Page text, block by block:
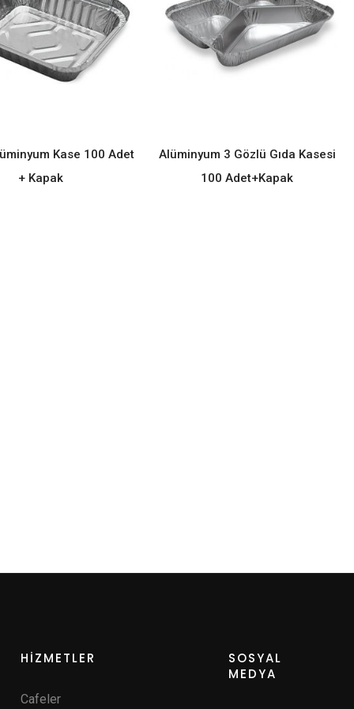
READ MOREKase 100 Adet
+ Kapak
READ MORE
Alüminyum 3 Gözlü Gıda Kasesi
100 Adet+Kapak
HİZMETLER
Cafeler
SOSYAL
MEDYA